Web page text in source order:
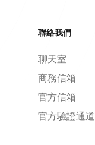
聯絡我們
聊天室
商務信箱
官方信箱
官方驗證通道